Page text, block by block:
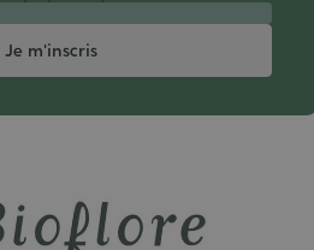
Je m'inscris